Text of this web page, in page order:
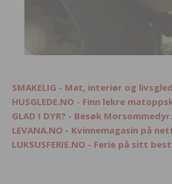
SMAKELIG - Mat, interiør og
HUSGLEDE.NO - Finn lekre
GLAD I DYR? - Besøk
LEVANA.NO - Kvinnemagasin på
LUKSUSFERIE.NO - Ferie på sitt